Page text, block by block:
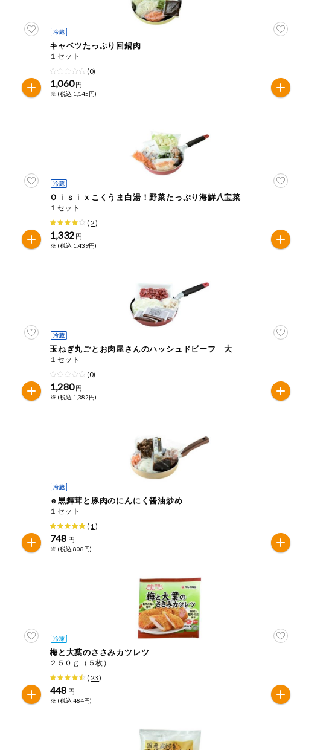
キャベツたっぷり回鍋肉
１セット
(0)
1,060 円
※ (税込 1,145円)
Ｏｉｓｉｘこくうま白湯！野菜たっぷり海鮮八宝菜
１セット
( 2)
1,332 円
※ (税込 1,439円)
玉ねぎ丸ごとお肉屋さんのハッシュドビーフ 大
１セット
(0)
1,280 円
※ (税込 1,382円)
ｅ黒舞茸と豚肉のにんにく醤油炒め
１セット
( 1 )
748 円
※ (税込 808円)
梅と大葉のささみカツレツ
２５０ｇ（５枚）
( 23)
448 円
※ (税込 484円)